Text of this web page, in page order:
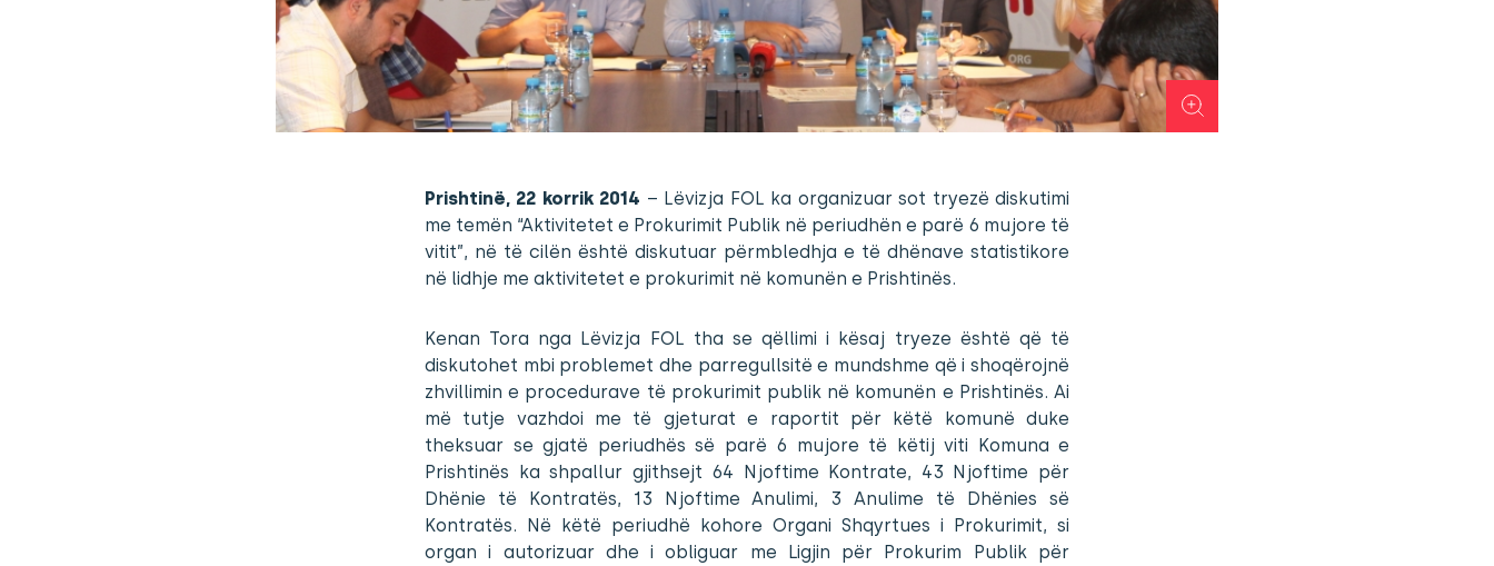
Prishtinë, 22 korrik 2014 – Lëvizja FOL ka organizuar sot tryezë diskutimi
me temën “Aktivitetet e Prokurimit Publik në periudhën e parë 6 mujore të
vitit”, në të cilën është diskutuar përmbledhja e të dhënave statistikore
në lidhje me aktivitetet e prokurimit në komunën e Prishtinës.
Kenan Tora nga Lëvizja FOL tha se qëllimi i kësaj tryeze është që të
diskutohet mbi problemet dhe parregullsitë e mundshme që i shoqërojnë
zhvillimin e procedurave të prokurimit publik në komunën e Prishtinës. Ai
më tutje vazhdoi me të gjeturat e raportit për këtë komunë duke
theksuar se gjatë periudhës së parë 6 mujore të këtij viti Komuna e
Prishtinës ka shpallur gjithsejt 64 Njoftime Kontrate, 43 Njoftime për
Dhënie të Kontratës, 13 Njoftime Anulimi, 3 Anulime të Dhënies së
Kontratës. Në këtë periudhë kohore Organi Shqyrtues i Prokurimit, si
organ i autorizuar dhe i obliguar me Ligjin për Prokurim Publik për